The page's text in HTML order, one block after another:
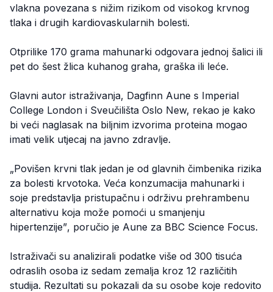
vlakna povezana s nižim rizikom od visokog krvnog
tlaka i drugih kardiovaskularnih bolesti.
Otprilike 170 grama mahunarki odgovara jednoj šalici ili
pet do šest žlica kuhanog graha, graška ili leće.
Glavni autor istraživanja, Dagfinn Aune s Imperial
College London i Sveučilišta Oslo New, rekao je kako
bi veći naglasak na biljnim izvorima proteina mogao
imati velik utjecaj na javno zdravlje.
„Povišen krvni tlak jedan je od glavnih čimbenika rizika
za bolesti krvotoka. Veća konzumacija mahunarki i
soje predstavlja pristupačnu i održivu prehrambenu
alternativu koja može pomoći u smanjenju
hipertenzije”, poručio je Aune za BBC Science Focus.
Istraživači su analizirali podatke više od 300 tisuća
odraslih osoba iz sedam zemalja kroz 12 različitih
studija. Rezultati su pokazali da su osobe koje redovito